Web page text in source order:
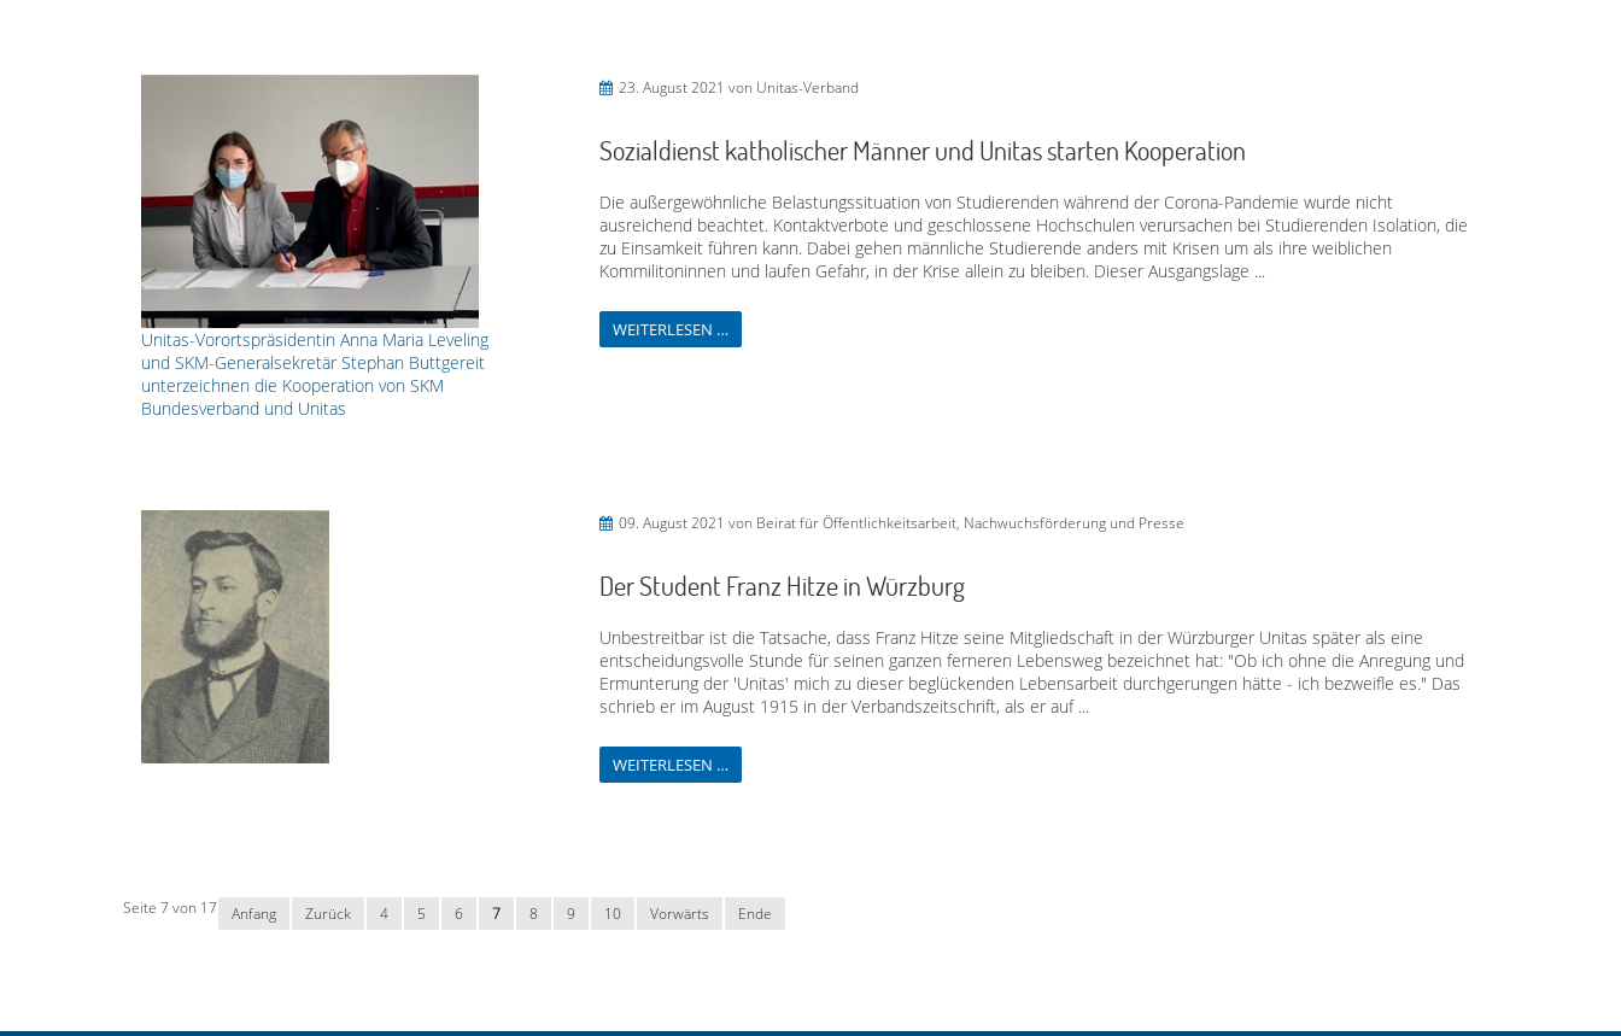
Unitas-Vorortspräsidentin Anna Maria Leveling
und SKM-Generalsekretär Stephan Buttgereit
unterzeichnen die Kooperation von SKM
Bundesverband und Unitas
23. August 2021 von Unitas-Verband
Sozialdienst katholischer Männer und Unitas starten Kooperation
Die außergewöhnliche Belastungssituation von Studierenden während der Corona-Pandemie wurde nicht
ausreichend beachtet. Kontaktverbote und geschlossene Hochschulen verursachen bei Studierenden Isolation, die
zu Einsamkeit führen kann. Dabei gehen männliche Studierende anders mit Krisen um als ihre weiblichen
Kommilitoninnen und laufen Gefahr, in der Krise allein zu bleiben. Dieser Ausgangslage ...
WEITERLESEN …
09. August 2021 von Beirat für Öffentlichkeitsarbeit, Nachwuchsförderung und Presse
Der Student Franz Hitze in Würzburg
Unbestreitbar ist die Tatsache, dass Franz Hitze seine Mitgliedschaft in der Würzburger Unitas später als eine
entscheidungsvolle Stunde für seinen ganzen ferneren Lebensweg bezeichnet hat: "Ob ich ohne die Anregung und
Ermunterung der 'Unitas' mich zu dieser beglückenden Lebensarbeit durchgerungen hätte - ich bezweifle es." Das
schrieb er im August 1915 in der Verbandszeitschrift, als er auf ...
WEITERLESEN …
Seite 7 von 17 Anfang Zurück 4 5 6 7 8 9 10 Vorwärts Ende